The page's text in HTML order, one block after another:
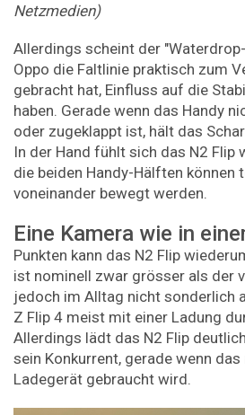
Netzmedien)
Allerdings scheint der
Oppo die Faltlinie praktisch zum
gebracht hat, Einfluss auf die
haben. Gerade wenn das Handy
oder zugeklappt ist, hält das
In der Hand fühlt sich das N2 Flip
die beiden Handy-Hälften können
voneinander bewegt werden.
Eine Kamera wie in
Punkten kann das N2 Flip
ist nominell zwar grösser als der
jedoch im Alltag nicht sonderlich
Z Flip 4 meist mit einer Ladung
Allerdings lädt das N2 Flip
sein Konkurrent, gerade wenn
Ladegerät gebraucht wird.